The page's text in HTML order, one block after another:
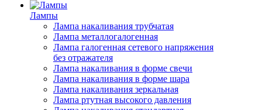
Лампы
Лампа накаливания трубчатая
Лампа металлогалогенная
Лампа галогенная сетевого напряжения
без отражателя
Лампа накаливания в форме свечи
Лампа накаливания в форме шара
Лампа накаливания зеркальная
Лампа ртутная высокого давления